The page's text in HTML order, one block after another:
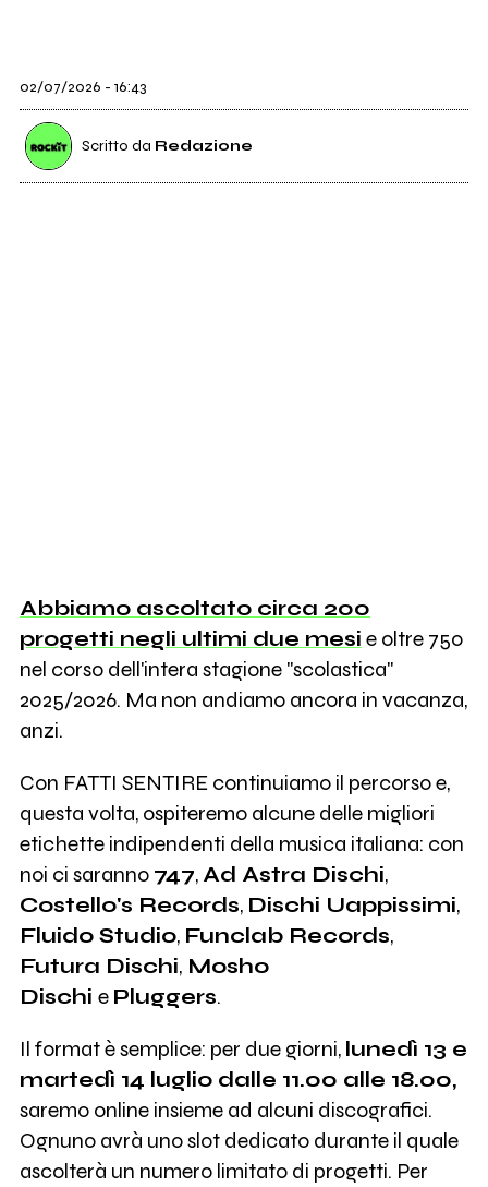
02/07/2026 - 16:43
Scritto da Redazione
Abbiamo ascoltato circa 200
progetti negli ultimi due mesi e oltre 750
nel corso dell'intera stagione "scolastica"
2025/2026. Ma non andiamo ancora in vacanza,
anzi.
Con FATTI SENTIRE continuiamo il percorso e,
questa volta, ospiteremo alcune delle migliori
etichette indipendenti della musica italiana: con
noi ci saranno 747, Ad Astra Dischi,
Costello's Records, Dischi Uappissimi,
Fluido Studio, Funclab Records,
Futura Dischi,Mosho
Dischi e Pluggers.
Il format è semplice: per due giorni, lunedì 13 e
martedì 14 luglio dalle 11.00 alle 18.00,
saremo online insieme ad alcuni discografici.
Ognuno avrà uno slot dedicato durante il quale
ascolterà un numero limitato di progetti. Per